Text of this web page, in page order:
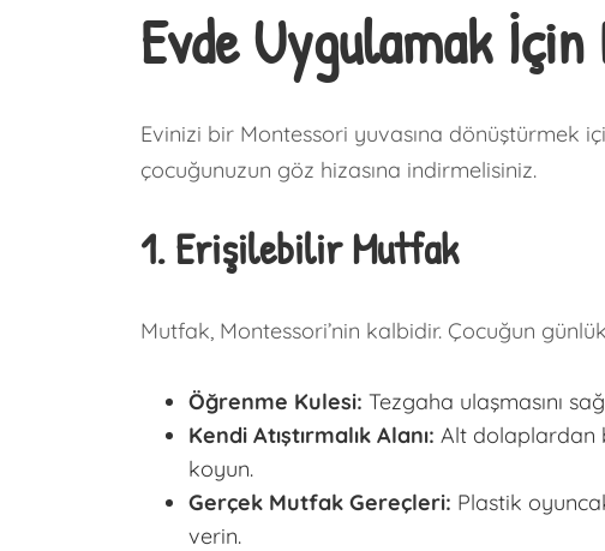
Evde Uygulamak
Evinizi bir Montessori yuvasına dönüştürmek
çocuğunuzun göz hizasına indirmelisiniz.
1. Erişilebilir Mutfak
Mutfak, Montessori’nin kalbidir. Çocuğun
Öğrenme Kulesi: Tezgaha ulaşmasını
Kendi Atıştırmalık Alanı: Alt dolaplardan
koyun.
Gerçek Mutfak Gereçleri: Plastik
verin.